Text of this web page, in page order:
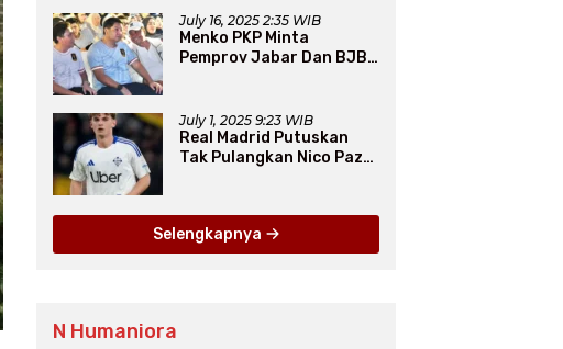
July 16, 2025 2:35 WIB
Menko PKP Minta
Pemprov Jabar Dan BJB
July 1, 2025 9:23 WIB
Real Madrid Putuskan
Tak Pulangkan Nico Paz
Selengkapnya
N Humaniora